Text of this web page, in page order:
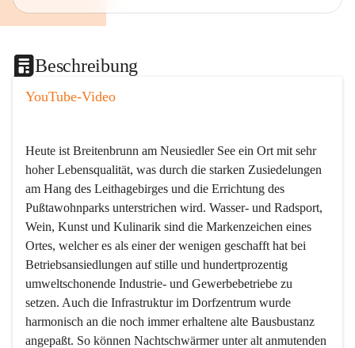
Beschreibung
YouTube-Video
Heute ist Breitenbrunn am Neusiedler See ein Ort mit sehr
hoher Lebensqualität, was durch die starken Zusiedelungen
am Hang des Leithagebirges und die Errichtung des
Pußtawohnparks unterstrichen wird. Wasser- und Radsport,
Wein, Kunst und Kulinarik sind die Markenzeichen eines
Ortes, welcher es als einer der wenigen geschafft hat bei
Betriebsansiedlungen auf stille und hundertprozentig
umweltschonende Industrie- und Gewerbebetriebe zu
setzen. Auch die Infrastruktur im Dorfzentrum wurde
harmonisch an die noch immer erhaltene alte Bausbustanz
angepaßt. So können Nachtschwärmer unter alt anmutenden